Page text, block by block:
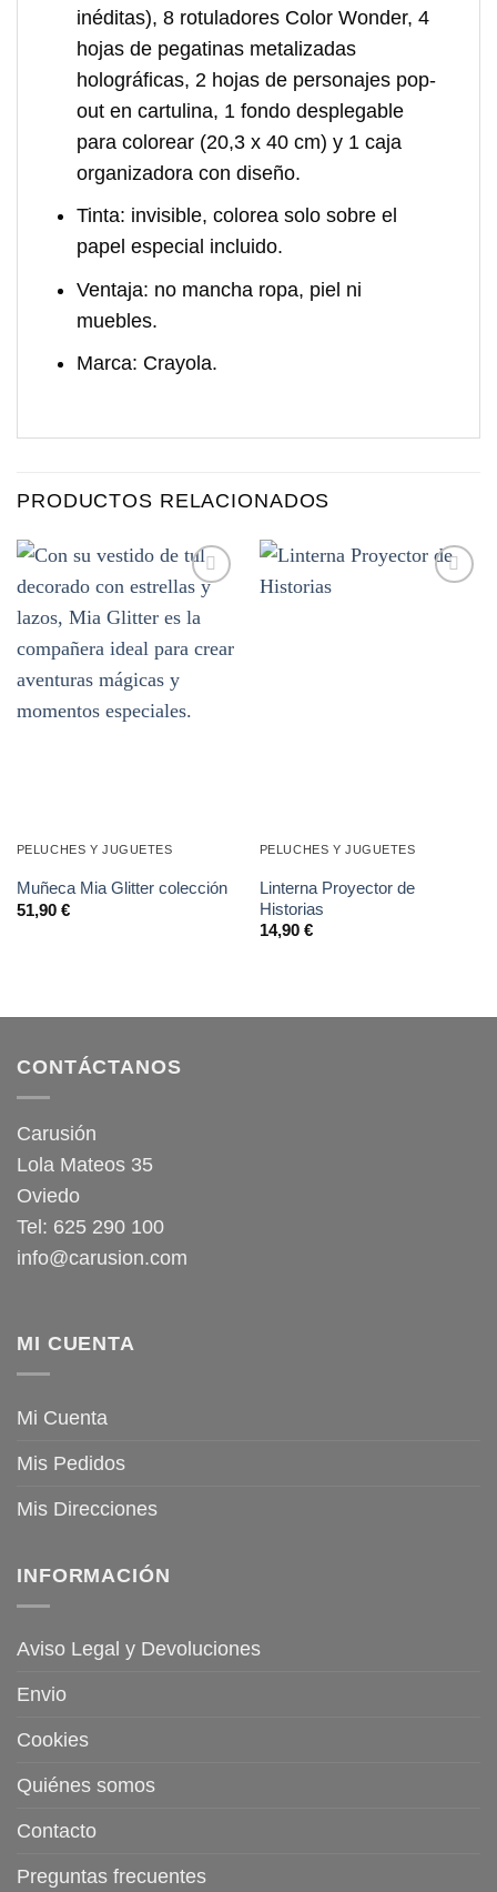
inéditas), 8 rotuladores Color Wonder, 4
hojas de pegatinas metalizadas
holográficas, 2 hojas de personajes pop-
out en cartulina, 1 fondo desplegable
para colorear (20,3 x 40 cm) y 1 caja
organizadora con diseño.
Tinta: invisible, colorea solo sobre el
papel especial incluido.
Ventaja: no mancha ropa, piel ni
muebles.
Marca: Crayola.
PRODUCTOS RELACIONADOS
Añadir
a la
deseos
PELUCHES Y JUGUETES
Muñeca Mia Glitter colección
51,90 €
PELUCHES Y JUGUETES
Linterna Proyector de
Historias
14,90 €
CONTÁCTANOS
Carusión
Lola Mateos 35
Oviedo
Tel: 625 290 100
info@carusion.com
MI CUENTA
Mi Cuenta
Mis Pedidos
Mis Direcciones
INFORMACIÓN
Aviso Legal y Devoluciones
Envio
Cookies
Quiénes somos
Contacto
Preguntas frecuentes